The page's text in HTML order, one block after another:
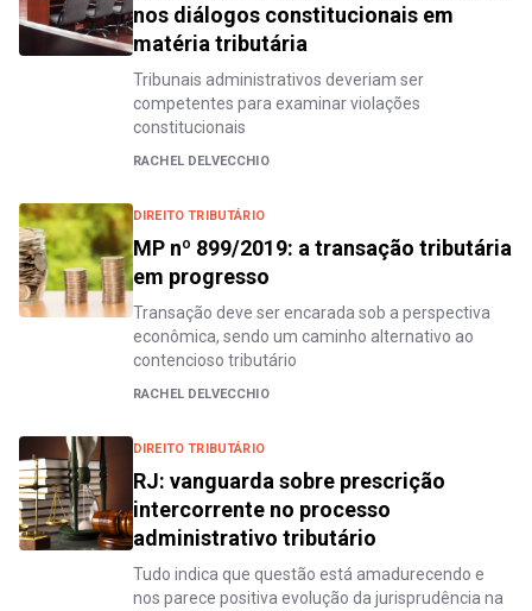
nos diálogos constitucionais em
matéria tributária
Tribunais administrativos deveriam ser
competentes para examinar violações
constitucionais
RACHEL DELVECCHIO
DIREITO TRIBUTÁRIO
MP nº 899/2019: a transação tributária
em progresso
Transação deve ser encarada sob a perspectiva
econômica, sendo um caminho alternativo ao
contencioso tributário
RACHEL DELVECCHIO
DIREITO TRIBUTÁRIO
RJ: vanguarda sobre prescrição
intercorrente no processo
administrativo tributário
Tudo indica que questão está amadurecendo e
nos parece positiva evolução da jurisprudência na